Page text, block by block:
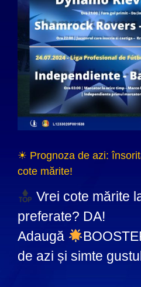
☀ Prognoza de azi:
cote mărite!
Vrei cote mărite
preferate? DA!
Adaugă
de azi și simte